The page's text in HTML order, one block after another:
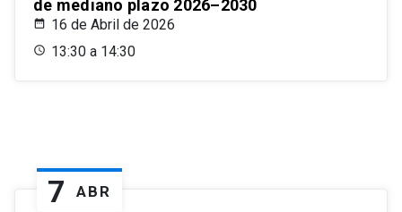
de mediano plazo 2026–2030
16 de Abril de 2026
13:30 a 14:30
7 ABR